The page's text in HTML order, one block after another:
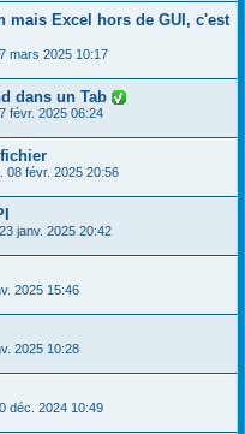
mais Excel hors de GUI, c'est
mars 2025 10:17
dans un Tab
févr. 2025 06:24
08 févr. 2025 20:56
janv. 2025 20:42
2025 15:46
2025 10:28
déc. 2024 10:49